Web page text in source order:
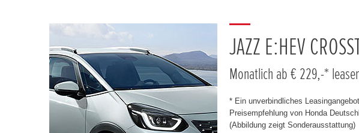
JAZZ E:HEV
Monatlich ab € 229,-*
* Ein unverbindliches
Preisempfehlung von Honda
(Abbildung zeigt Sonderausstattung)